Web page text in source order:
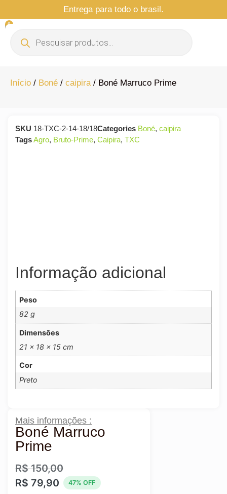
Entrega para todo o brasil.
0
Início / Boné / caipira/ Boné Marruco Prime
Mais informações :
Boné Marruco
Prime
R$150,00
R$ 79,90 47% OFF
SKU 18-TXC-2-14-18/18Categories Boné, caipira
TagsAgro, Bruto-Prime, Caipira, TXC
Informação adicional
Peso
82 g
Dimensões
21 × 18 × 15 cm
Cor
Preto